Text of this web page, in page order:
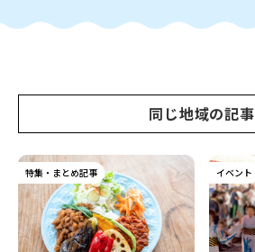
同じ地域の記事
特集・まとめ記事 イベント